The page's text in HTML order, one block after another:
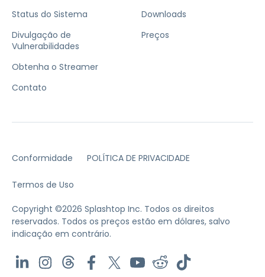
Status do Sistema
Divulgação de
Vulnerabilidades
Obtenha o Streamer
Contato
Downloads
Preços
Conformidade POLÍTICA DE PRIVACIDADE
Termos de Uso
Copyright ©2026 Splashtop Inc. Todos os direitos
reservados. Todos os preços estão em dólares, salvo
indicação em contrário.